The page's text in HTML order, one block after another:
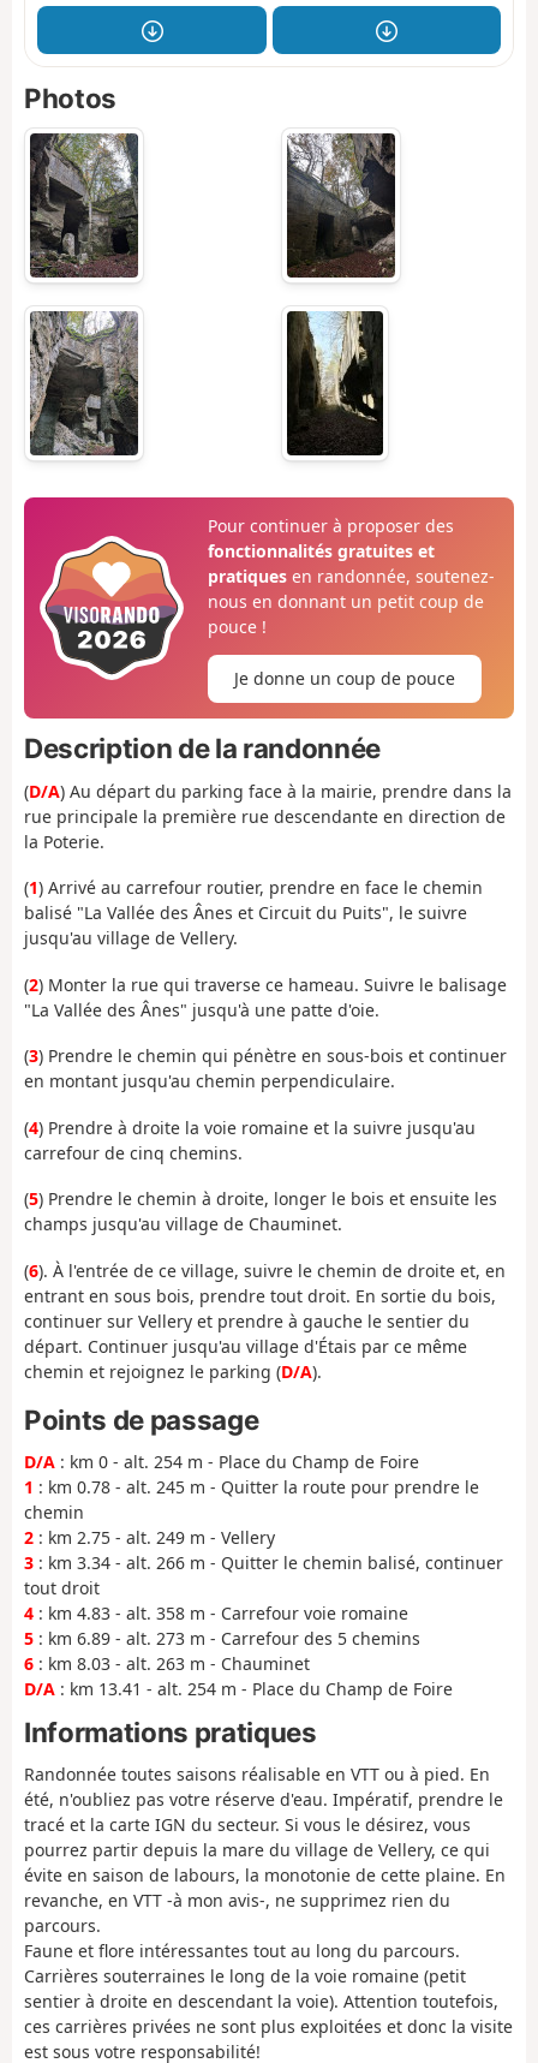
Photos
Pour continuer à proposer des
fonctionnalités gratuites et
pratiquesen randonnée, soutenez-
nous en donnant un petit coup de
pouce !
Je donne un coup de pouce
Description de la randonnée
(D/A) Au départ du parking face à la mairie, prendre dans la
rue principale la première rue descendante en direction de
la Poterie.
(1) Arrivé au carrefour routier, prendre en face le chemin
balisé "La Vallée des Ânes et Circuit du Puits", le suivre
jusqu'au village de Vellery.
(2) Monter la rue qui traverse ce hameau. Suivre le balisage
"La Vallée des Ânes" jusqu'à une patte d'oie.
(3) Prendre le chemin qui pénètre en sous-bois et continuer
en montant jusqu'au chemin perpendiculaire.
(4) Prendre à droite la voie romaine et la suivre jusqu'au
carrefour de cinq chemins.
(5) Prendre le chemin à droite, longer le bois et ensuite les
champs jusqu'au village de Chauminet.
(6). À l'entrée de ce village, suivre le chemin de droite et, en
entrant en sous bois, prendre tout droit. En sortie du bois,
continuer sur Vellery et prendre à gauche le sentier du
départ. Continuer jusqu'au village d'Étais par ce même
chemin et rejoignez le parking (D/A).
Points de passage
D/A : km 0 - alt. 254 m - Place du Champ de Foire
1 : km 0.78 - alt. 245 m - Quitter la route pour prendre le
chemin
2 : km 2.75 - alt. 249 m - Vellery
3 : km 3.34 - alt. 266 m - Quitter le chemin balisé, continuer
tout droit
4 : km 4.83 - alt. 358 m - Carrefour voie romaine
5 : km 6.89 - alt. 273 m - Carrefour des 5 chemins
6 : km 8.03 - alt. 263 m - Chauminet
D/A : km 13.41 - alt. 254 m - Place du Champ de Foire
Informations pratiques
Randonnée toutes saisons réalisable en VTT ou à pied. En
été, n'oubliez pas votre réserve d'eau. Impératif, prendre le
tracé et la carte IGN du secteur. Si vous le désirez, vous
pourrez partir depuis la mare du village de Vellery, ce qui
évite en saison de labours, la monotonie de cette plaine. En
revanche, en VTT -à mon avis-, ne supprimez rien du
parcours.
Faune et flore intéressantes tout au long du parcours.
Carrières souterraines le long de la voie romaine (petit
sentier à droite en descendant la voie). Attention toutefois,
ces carrières privées ne sont plus exploitées et donc la visite
est sous votre responsabilité!